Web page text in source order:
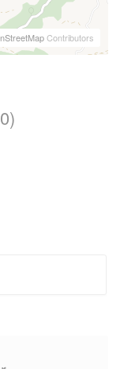
Contributors